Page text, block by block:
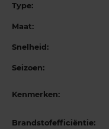
Type:
Maat:
Snelheid:
Seizoen:
Kenmerken:
Brandstofefficiëntie: